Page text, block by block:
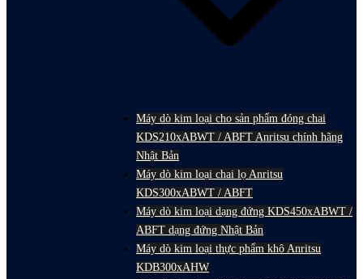
Máy dò kim loại cho sản phẩm đóng chai
KDS210xABWT / ABFT Anritsu chính hãng
Nhật Bản
Máy dò kim loại chai lọ Anritsu
KDS300xABWT / ABFT
Máy dò kim loại dạng đứng KDS450xABWT /
ABFT dạng đứng Nhật Bản
Máy dò kim loại thực phẩm khô Anritsu
KDB300xAHW